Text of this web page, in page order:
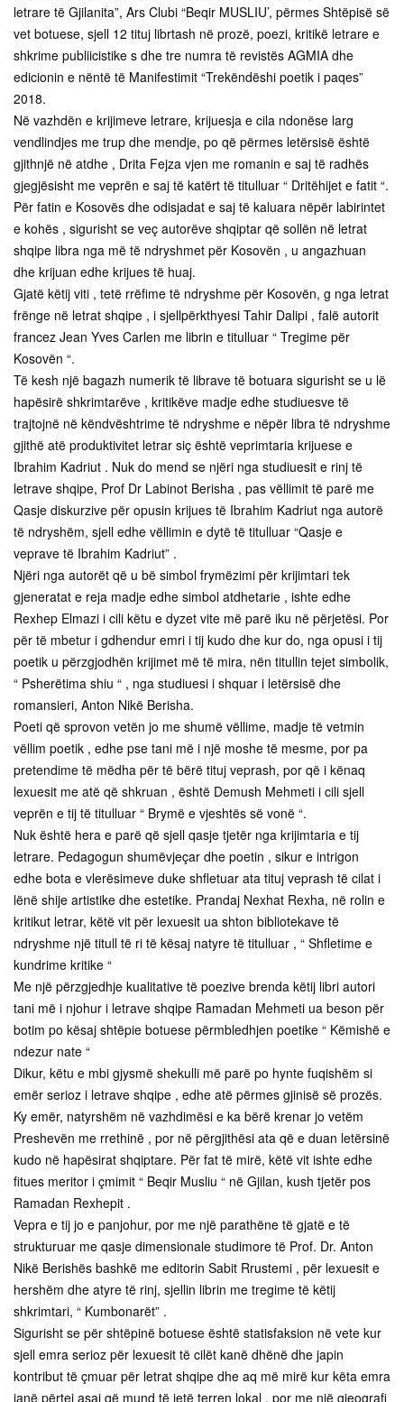
letrare të Gjilanita”, Ars Clubi “Beqir MUSLIU’, përmes Shtëpisë së
vet botuese, sjell 12 tituj librtash në prozë, poezi, kritikë letrare e
shkrime publiicistike s dhe tre numra të revistës AGMIA dhe
edicionin e nëntë të Manifestimit “Trekëndëshi poetik i paqes”
2018.
Në vazhdën e krijimeve letrare, krijuesja e cila ndonëse larg
vendlindjes me trup dhe mendje, po që përmes letërsisë është
gjithnjë në atdhe , Drita Fejza vjen me romanin e saj të radhës
gjegjësisht me veprën e saj të katërt të titulluar “ Dritëhijet e fatit “.
Për fatin e Kosovës dhe odisjadat e saj të kaluara nëpër labirintet
e kohës , sigurisht se veç autorëve shqiptar që sollën në letrat
shqipe libra nga më të ndryshmet për Kosovën , u angazhuan
dhe krijuan edhe krijues të huaj.
Gjatë këtij viti , tetë rrëfime të ndryshme për Kosovën, g nga letrat
frënge në letrat shqipe , i sjellpërkthyesi Tahir Dalipi , falë autorit
francez Jean Yves Carlen me librin e titulluar “ Tregime për
Kosovën “.
Të kesh një bagazh numerik të librave të botuara sigurisht se u lë
hapësirë shkrimtarëve , kritikëve madje edhe studiuesve të
trajtojnë në këndvështrime të ndryshme e nëpër libra të ndryshme
gjithë atë produktivitet letrar siç është veprimtaria krijuese e
Ibrahim Kadriut . Nuk do mend se njëri nga studiuesit e rinj të
letrave shqipe, Prof Dr Labinot Berisha , pas vëllimit të parë me
Qasje diskurzive për opusin krijues të Ibrahim Kadriut nga autorë
të ndryshëm, sjell edhe vëllimin e dytë të titulluar “Qasje e
veprave të Ibrahim Kadriut” .
Njëri nga autorët që u bë simbol frymëzimi për krijimtari tek
gjeneratat e reja madje edhe simbol atdhetarie , ishte edhe
Rexhep Elmazi i cili këtu e dyzet vite më parë iku në përjetësi. Por
për të mbetur i gdhendur emri i tij kudo dhe kur do, nga opusi i tij
poetik u përzgjodhën krijimet më të mira, nën titullin tejet simbolik,
“ Psherëtima shiu “ , nga studiuesi i shquar i letërsisë dhe
romansieri, Anton Nikë Berisha.
Poeti që sprovon vetën jo me shumë vëllime, madje të vetmin
vëllim poetik , edhe pse tani më i një moshe të mesme, por pa
pretendime të mëdha për të bërë tituj veprash, por që i kënaq
lexuesit me atë që shkruan , është Demush Mehmeti i cili sjell
veprën e tij të titulluar “ Brymë e vjeshtës së vonë “.
Nuk është hera e parë që sjell qasje tjetër nga krijimtaria e tij
letrare. Pedagogun shumëvjeçar dhe poetin , sikur e intrigon
edhe bota e vlerësimeve duke shfletuar ata tituj veprash të cilat i
lënë shije artistike dhe estetike. Prandaj Nexhat Rexha, në rolin e
kritikut letrar, këtë vit për lexuesit ua shton bibliotekave të
ndryshme një titull të ri të kësaj natyre të titulluar , “ Shfletime e
kundrime kritike “
Me një përzgjedhje kualitative të poezive brenda këtij libri autori
tani më i njohur i letrave shqipe Ramadan Mehmeti ua beson për
botim po kësaj shtëpie botuese përmbledhjen poetike “ Këmishë e
ndezur nate “
Dikur, këtu e mbi gjysmë shekulli më parë po hynte fuqishëm si
emër serioz i letrave shqipe , edhe atë përmes gjinisë së prozës.
Ky emër, natyrshëm në vazhdimësi e ka bërë krenar jo vetëm
Preshevën me rrethinë , por në përgjithësi ata që e duan letërsinë
kudo në hapësirat shqiptare. Për fat të mirë, këtë vit ishte edhe
fitues meritor i çmimit “ Beqir Musliu “ në Gjilan, kush tjetër pos
Ramadan Rexhepit .
Vepra e tij jo e panjohur, por me një parathëne të gjatë e të
strukturuar me qasje dimensionale studimore të Prof. Dr. Anton
Nikë Berishës bashkë me editorin Sabit Rrustemi , për lexuesit e
hershëm dhe atyre të rinj, sjellin librin me tregime të këtij
shkrimtari, “ Kumbonarët” .
Sigurisht se për shtëpinë botuese është statisfaksion në vete kur
sjell emra serioz për lexuesit të cilët kanë dhënë dhe japin
kontribut të çmuar për letrat shqipe dhe aq më mirë kur këta emra
janë përtej asaj që mund të jetë terren lokal , por me një gjeografi